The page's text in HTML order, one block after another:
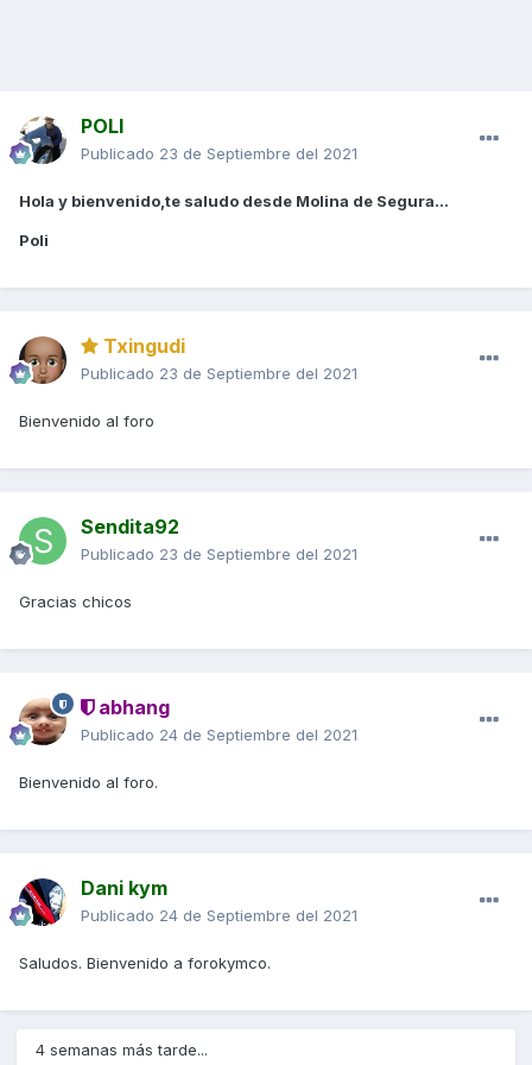
POLI
Publicado 23 de Septiembre del 2021
Hola y bienvenido,te saludo desde Molina de Segura...
Poli
Txingudi
Publicado 23 de Septiembre del 2021
Bienvenido al foro
Sendita92
Publicado 23 de Septiembre del 2021
Gracias chicos
abhang
Publicado 24 de Septiembre del 2021
Bienvenido al foro.
Dani kym
Publicado 24 de Septiembre del 2021
Saludos. Bienvenido a forokymco.
4 semanas más tarde...